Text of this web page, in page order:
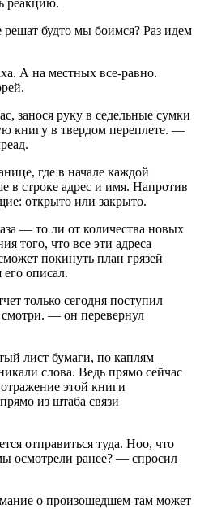
будто мы боимся? Раз идем
А на местных все-равно.
занося руку в седельные сумки
книгу в твердом переплете. —
где в начале каждой
в строке адрес и имя. Напротив
открыто или закрыто.
— то ли от количества новых
того, что все эти адреса
покинуть план грязей
описал.
только сегодня поступил
смотри. — он перевернул
лист бумаги, по каплям
слова. Ведь прямо сейчас
этой книги
из штаба связи
отправиться туда. Ноо, что
осмотрели ранее? — спросил
о произошедшем там может